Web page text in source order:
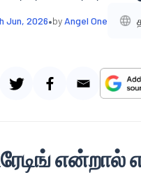
Jun, 2026•by Angel One